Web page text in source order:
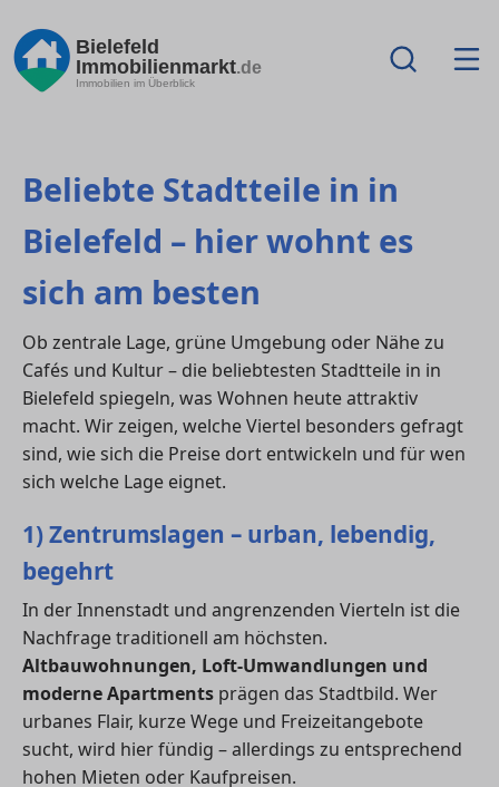
Bielefeld
Immobilienmarkt.de
Immobilien im Überblick
Beliebte Stadtteile in in
Bielefeld – hier wohnt es
sich am besten
Ob zentrale Lage, grüne Umgebung oder Nähe zu
Cafés und Kultur – die beliebtesten Stadtteile in in
Bielefeld spiegeln, was Wohnen heute attraktiv
macht. Wir zeigen, welche Viertel besonders gefragt
sind, wie sich die Preise dort entwickeln und für wen
sich welche Lage eignet.
1) Zentrumslagen – urban, lebendig,
begehrt
In der Innenstadt und angrenzenden Vierteln ist die
Nachfrage traditionell am höchsten.
Altbauwohnungen, Loft-Umwandlungen und
moderne Apartments prägen das Stadtbild. Wer
urbanes Flair, kurze Wege und Freizeitangebote
sucht, wird hier fündig – allerdings zu entsprechend
hohen Mieten oder Kaufpreisen.